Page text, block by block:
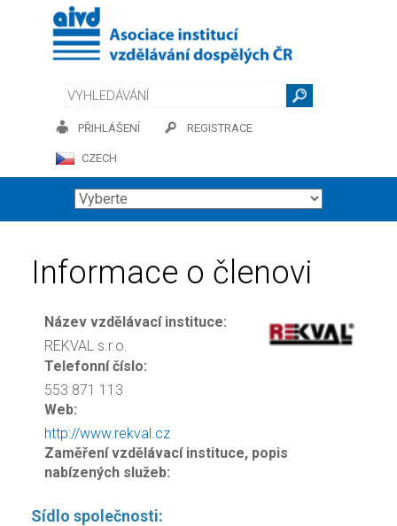
CZECH
PŘIHLÁŠENÍ REGISTRACE
Informace o členovi
Název vzdělávací instituce:
REKVAL s.r.o.
Telefonní číslo:
553 871 113
Web:
http://www.rekval.cz
Zaměření vzdělávací instituce, popis
nabízených služeb:
Sídlo společnosti: